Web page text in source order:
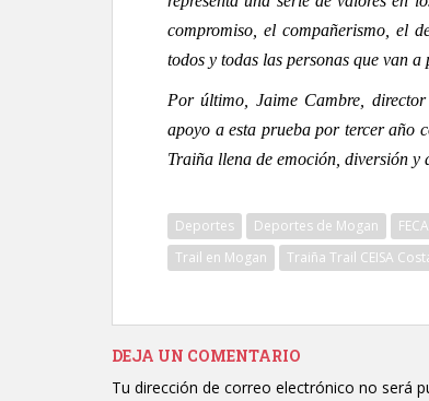
compromiso, el compañerismo, el
todos y todas las personas que van
Por último, Jaime Cambre,
apoyo a esta prueba por tercer año
Traiña llena de emoción, diversión
Deportes Deportes de Mogan
Trail en Mogan
Traiña Trail CEISA
DEJA UN COMENTARIO
Tu dirección de correo electrónico no será